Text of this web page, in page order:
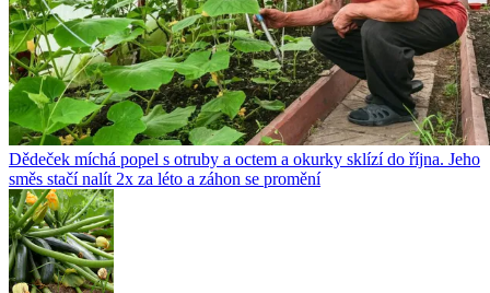
Dědeček míchá popel s otruby a octem a okurky sklízí do října. Jeho
směs stačí nalít 2x za léto a záhon se promění